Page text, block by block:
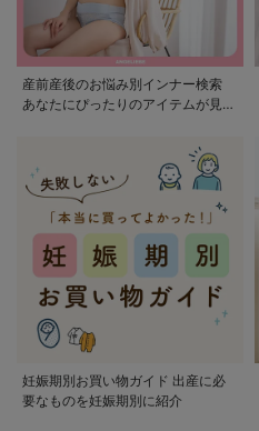
産前産後のお悩み別インナー検索
あなたにぴったりのアイテムが見つ
妊娠期別お買い物ガイド 出産に必
要なものを妊娠期別に紹介